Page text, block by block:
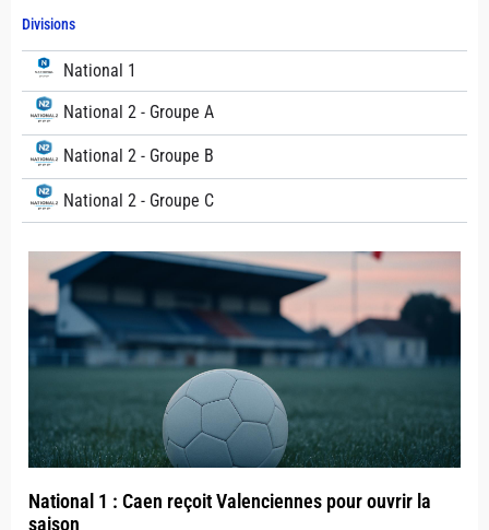
Divisions
National 1
National 2 - Groupe A
National 2 - Groupe B
National 2 - Groupe C
National 1 : Caen reçoit Valenciennes pour ouvrir la
saison